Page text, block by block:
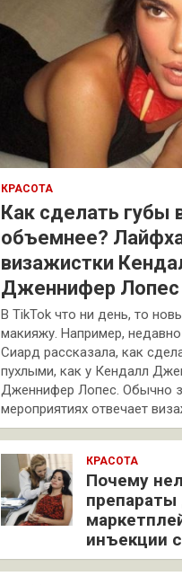
КРАСОТА
Как сделать губы
объемнее?
визажистки
Дженнифер Лопес
В TikTok что ни день, то
макияжу. Например,
Сиард рассказала, как
пухлыми, как у Кендалл
Дженнифер Лопес. Обычно
мероприятиях отвечает
КРАСОТА
Почему
препараты
инъекции